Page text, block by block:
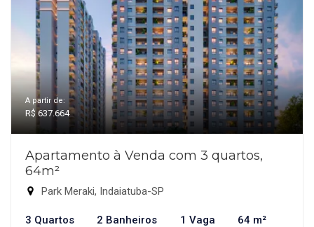
A partir de:
R$ 637.664
Apartamento à Venda com 3 quartos,
64m²
Park Meraki, Indaiatuba-SP
3 Quartos 2 Banheiros 1 Vaga 64 m²